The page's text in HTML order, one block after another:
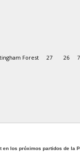
Forest 27 26 7
en los próximos partidos de la